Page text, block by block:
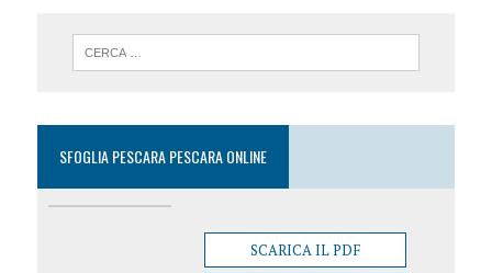
SFOGLIA PESCARA PESCARA ONLINE
SCARICA IL PDF